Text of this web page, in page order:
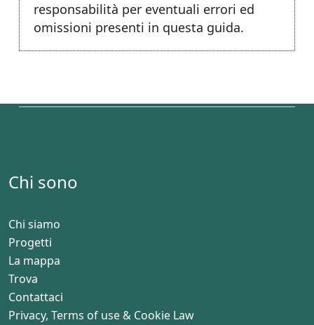
responsabilità per eventuali errori ed
omissioni presenti in questa guida.
Chi sono
Chi siamo
Progetti
La mappa
Trova
Contattaci
Privacy, Terms of use & Cookie Law